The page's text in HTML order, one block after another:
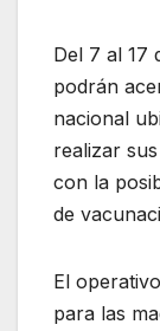
Del 7 al 17
podrán
nacional
realizar
con la
de
El
para las